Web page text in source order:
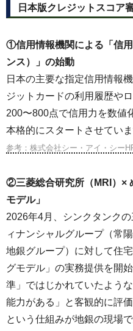
日本版クレジットスコア
①信用情報機関による「信
ンス）」の始動
日本の主要な指定信用情報
ジットカードの利用履歴や
200〜800点で信用力を数値
本格的にスタートさせていま
参考：株式会社シー・アイ・シー
②三菱総合研究所（MRI）×
モデル」
2026年4月、シンクタンク
ィナンシャルグループ（常
地銀グループ）に対して住
グモデル」の実務提供を開
準」ではじかれていたよう
能力がある」と客観的に評
という仕組みが地銀の現場